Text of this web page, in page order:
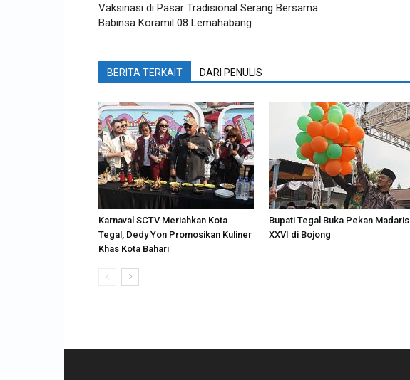
Vaksinasi di Pasar Tradisional Serang Bersama
Babinsa Koramil 08 Lemahabang
BERITA TERKAIT DARI PENULIS
Karnaval SCTV Meriahkan Kota
Tegal, Dedy Yon Promosikan Kuliner
Khas Kota Bahari
Bupati Tegal Buka Pekan Madaris
XXVI di Bojong